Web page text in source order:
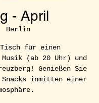
- April
Berlin
für einen
(ab 20 Uhr) und
Genießen Sie
inmitten einer